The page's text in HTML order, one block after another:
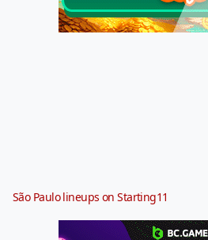
São Paulo lineups on Starting11